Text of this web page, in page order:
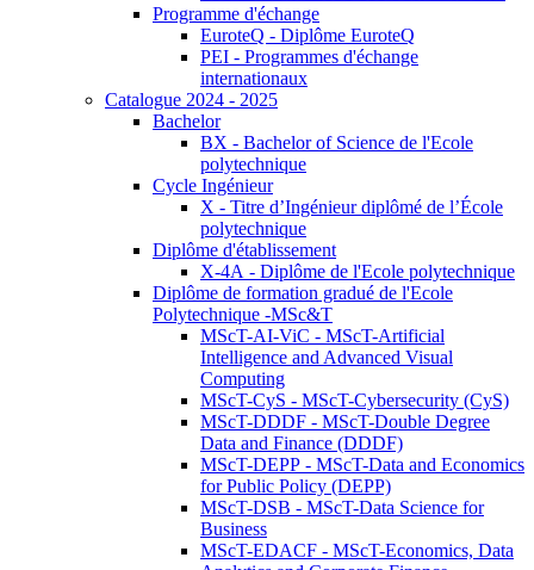
Programme d'échange
EuroteQ - Diplôme EuroteQ
PEI - Programmes d'échange
internationaux
Catalogue 2024 - 2025
Bachelor
BX - Bachelor of Science de l'Ecole
polytechnique
Cycle Ingénieur
X - Titre d’Ingénieur diplômé de l’École
polytechnique
Diplôme d'établissement
X-4A - Diplôme de l'Ecole polytechnique
Diplôme de formation gradué de l'Ecole
Polytechnique -MSc&T
MScT-AI-ViC - MScT-Artificial
Intelligence and Advanced Visual
Computing
MScT-CyS - MScT-Cybersecurity (CyS)
MScT-DDDF - MScT-Double Degree
Data and Finance (DDDF)
MScT-DEPP - MScT-Data and Economics
for Public Policy (DEPP)
MScT-DSB - MScT-Data Science for
Business
MScT-EDACF - MScT-Economics, Data